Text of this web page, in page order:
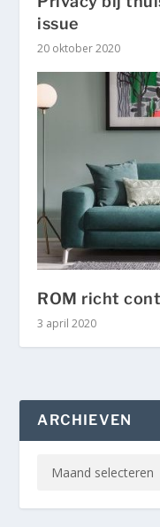
issue
20 oktober 2020
ROM richt
3 april 2020
ARCHIEVEN